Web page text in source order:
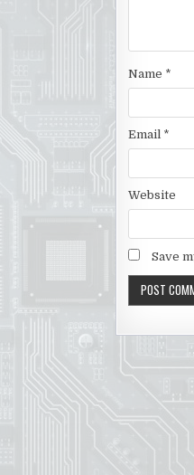
Name *
Email *
Website
Save